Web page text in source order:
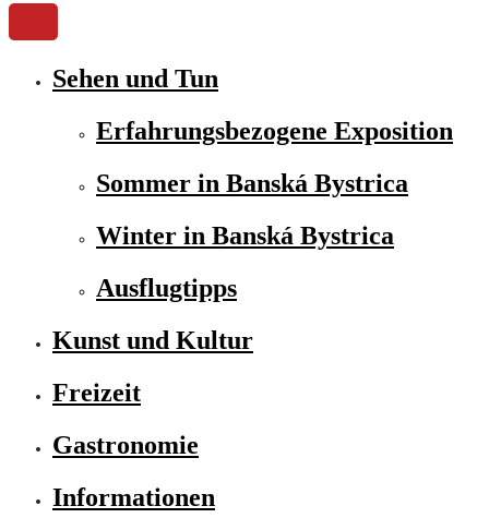
Sehen und Tun
Erfahrungsbezogene Exposition
Sommer in Banská Bystrica
Winter in Banská Bystrica
Ausflugtipps
Kunst und Kultur
Freizeit
Gastronomie
Informationen